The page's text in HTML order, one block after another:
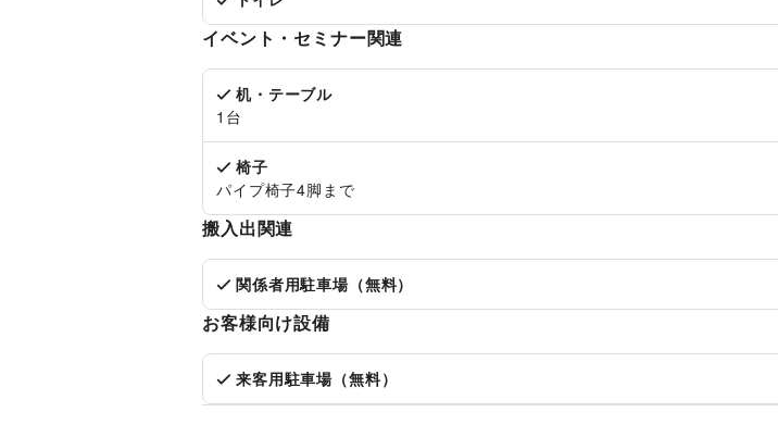
イベント・セミナー関連
机・テーブル
1台
椅子
パイプ椅子4脚まで
搬入出関連
関係者用駐車場（無料）
お客様向け設備
来客用駐車場（無料）